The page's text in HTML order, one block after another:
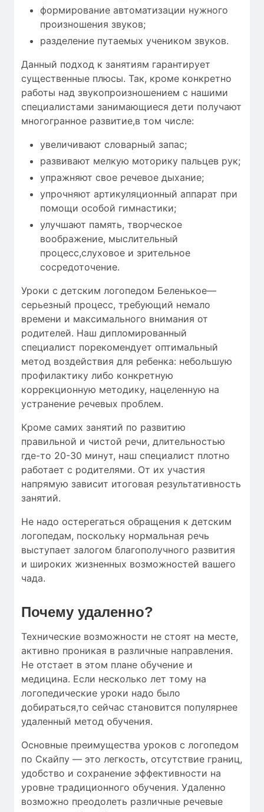
формирование автоматизации нужного
произношения звуков;
разделение путаемых учеником звуков.
Данный подход к занятиям гарантирует
существенные плюсы. Так, кроме конкретно
работы над звукопроизношением с нашими
специалистами занимающиеся дети получают
многогранное развитие,в том числе:
увеличивают словарный запас;
развивают мелкую моторику пальцев рук;
упражняют свое речевое дыхание;
упрочняют артикуляционный аппарат при
помощи особой гимнастики;
улучшают память, творческое
воображение, мыслительный
процесс,слуховое и зрительное
сосредоточение.
Уроки с детским логопедом Беленькое—
серьезный процесс, требующий немало
времени и максимального внимания от
родителей. Наш дипломированный
специалист порекомендует оптимальный
метод воздействия для ребенка: небольшую
профилактику либо конкретную
коррекционную методику, нацеленную на
устранение речевых проблем.
Кроме самих занятий по развитию
правильной и чистой речи, длительностью
где-то 20-30 минут, наш специалист плотно
работает с родителями. От их участия
напрямую зависит итоговая результативность
занятий.
Не надо остерегаться обращения к детским
логопедам, поскольку нормальная речь
выступает залогом благополучного развития
и широких жизненных возможностей вашего
чада.
Почему удаленно?
Технические возможности не стоят на месте,
активно проникая в различные направления.
Не отстает в этом плане обучение и
медицина. Если несколько лет тому на
логопедические уроки надо было
добираться,то сейчас становится популярнее
удаленный метод обучения.
Основные преимущества уроков с логопедом
по Скайпу — это легкость, отсутствие границ,
удобство и сохранение эффективности на
уровне традиционного обучения. Удаленно
возможно преодолеть различные речевые